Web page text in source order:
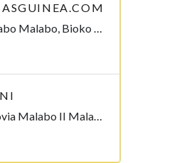
Malabo Malabo, Bioko Norte , Guinea Ecuatorial
Autovia Malabo II Malabo, Bioko Norte , Guinea Ecuatorial